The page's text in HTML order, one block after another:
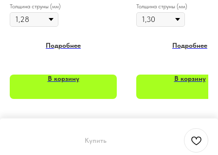
Купить
Толщина струны (мм)
Подробнее
В корзину
Толщина струны (мм)
Подробнее
В корзину
Made on